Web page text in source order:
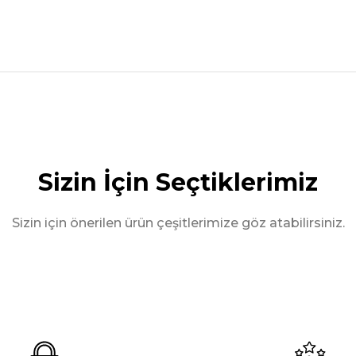
Sizin İçin Seçtiklerimiz
Sizin için önerilen ürün çeşitlerimize göz atabilirsiniz.
ile Sipariş WhatsApp ile Sipariş